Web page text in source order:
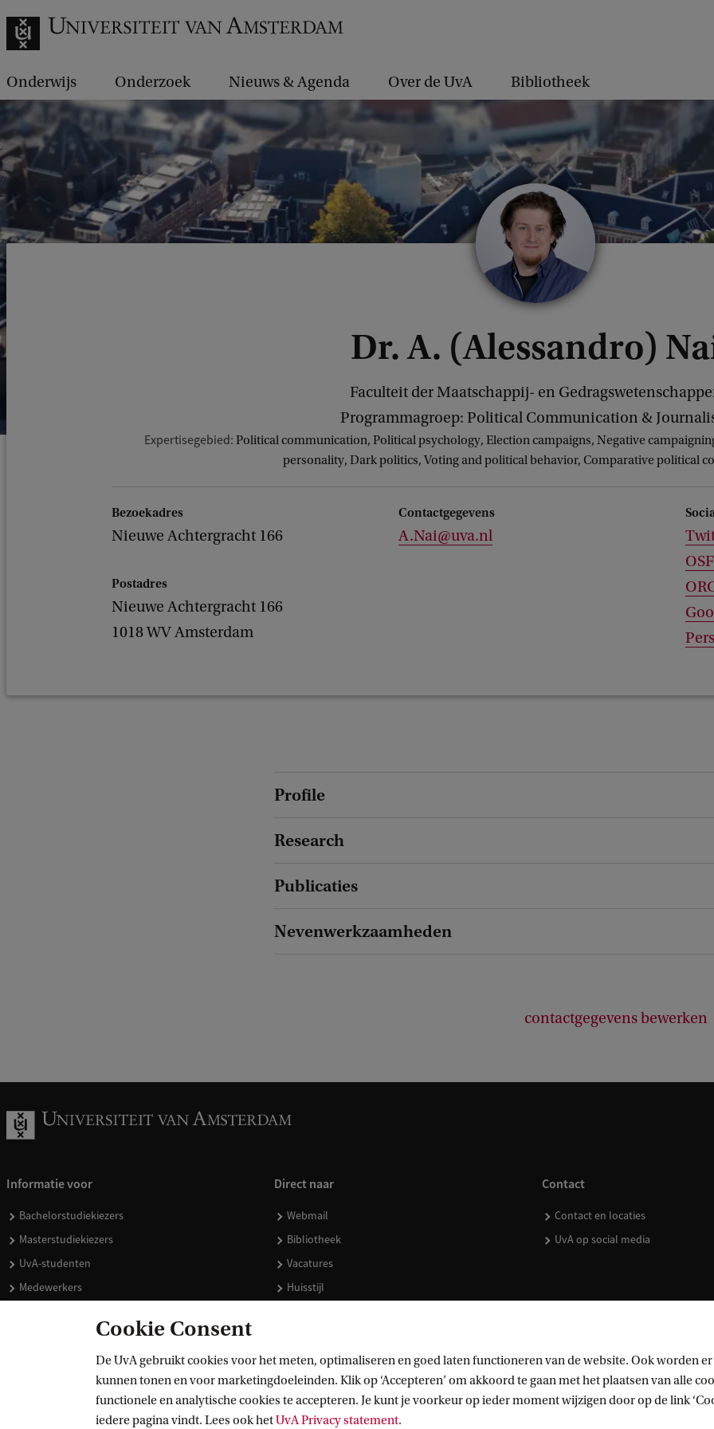
Onderwijs Onderzoek Nieuws & Agenda Over de UvA Bibliotheek
Dr. A. (Alessandro)
Faculteit der Maatschappij- en
Programmagroep: Political Communication &
Expertisegebied: Political communication, Political psychology, Election campaigns, Negative
personality, Dark politics, Voting and political behavior, Comparative political
Bezoekadres
Nieuwe Achtergracht 166
Postadres
Nieuwe Achtergracht 166
1018 WV Amsterdam
Contactgegevens
A.Nai@uva.nl
OSF
Profile
Research
Publicaties
Nevenwerkzaamheden
contactgegevens bewerken
Informatie voor
Bachelorstudiekiezers
Masterstudiekiezers
UvA-studenten
Medewerkers
Schooldecanen en vakdocenten
Direct naar
Webmail
Bibliotheek
Vacatures
Huisstijl
Contact
Contact en locaties
UvA op social media
Cookie Consent
De UvA gebruikt cookies voor het meten, optimaliseren en goed laten functioneren van de website. Ook worden
kunnen tonen en voor marketingdoeleinden. Klik op ‘Accepteren’ om akkoord te gaan met het plaatsen van alle
functionele en analytische cookies te accepteren. Je kunt je voorkeur op ieder moment wijzigen door op de link
iedere pagina vindt. Lees ook hetUvA Privacy statement.